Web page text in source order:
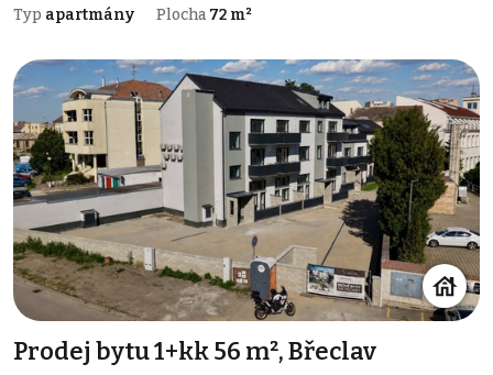
Typ apartmány Plocha 72 m²
Prodej bytu 1+kk 56 m², Břeclav